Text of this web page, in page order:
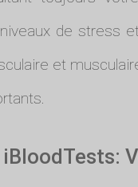
de stress
et
iBloodTests: